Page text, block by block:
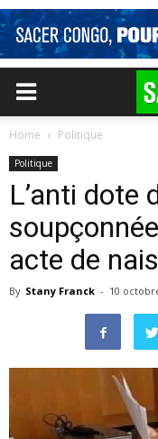
Home Politique
Politique
L’anti dote
acte de
By Stany Franck - 10